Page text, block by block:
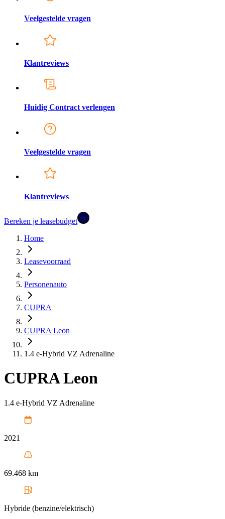
Veelgestelde vragen
Klantreviews
Huidig Contract verlengen
Veelgestelde vragen
Klantreviews
Bereken je leasebudget
Home
Leasevoorraad
Personenauto
CUPRA
CUPRA Leon
1.4 e-Hybrid VZ Adrenaline
CUPRA Leon
1.4 e-Hybrid VZ Adrenaline
2021
69.468 km
Hybride (benzine/elektrisch)